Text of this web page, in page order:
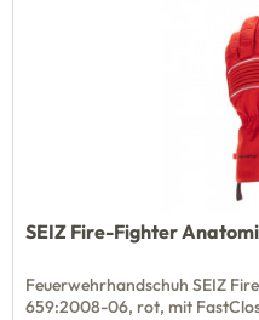
SEIZ Fire-Fighter
Feuerwehrhandschuh SEIZ
659:2008-06, rot, mit